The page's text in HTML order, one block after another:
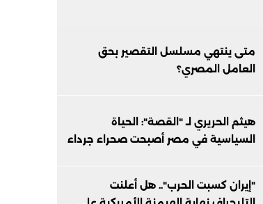
متى ينتهي مسلسل التقصير بحق
العامل المصري؟
هيثم الحريري لـ "القصة": الحياة
السياسية في مصر أصبحت صحراء جرداء
"إيران كسبت الحرب".. هل أعلنت